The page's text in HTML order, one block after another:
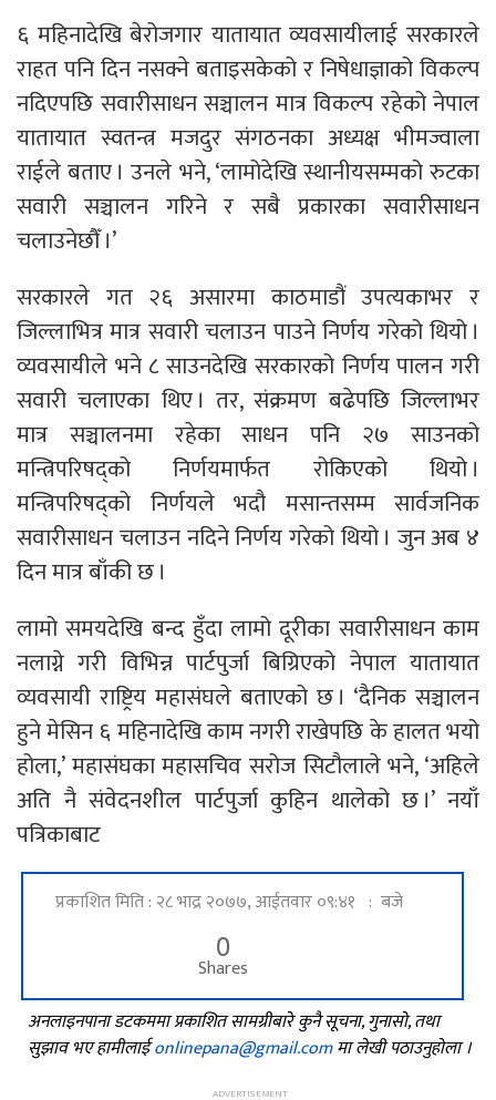
६ महिनादेखि बेरोजगार यातायात व्यवसायीलाई सरकारले
राहत पनि दिन नसक्ने बताइसकेको र निषेधाज्ञाको विकल्प
नदिएपछि सवारीसाधन सञ्चालन मात्र विकल्प रहेको नेपाल
यातायात स्वतन्त्र मजदुर संगठनका अध्यक्ष भीमज्वाला
राईले बताए । उनले भने, ‘लामोदेखि स्थानीयसम्मको रुटका
सवारी सञ्चालन गरिने र सबै प्रकारका सवारीसाधन
चलाउनेछौँ ।’
सरकारले गत २६ असारमा काठमाडौं उपत्यकाभर र
जिल्लाभित्र मात्र सवारी चलाउन पाउने निर्णय गरेको थियो ।
व्यवसायीले भने ८ साउनदेखि सरकारको निर्णय पालन गरी
सवारी चलाएका थिए । तर, संक्रमण बढेपछि जिल्लाभर
मात्र सञ्चालनमा रहेका साधन पनि २७ साउनको
मन्त्रिपरिषद्को निर्णयमार्फत रोकिएको थियो ।
मन्त्रिपरिषद्को निर्णयले भदौ मसान्तसम्म सार्वजनिक
सवारीसाधन चलाउन नदिने निर्णय गरेको थियो । जुन अब ४
दिन मात्र बाँकी छ ।
लामो समयदेखि बन्द हुँदा लामो दूरीका सवारीसाधन काम
नलाग्ने गरी विभिन्न पार्टपुर्जा बिग्रिएको नेपाल यातायात
व्यवसायी राष्ट्रिय महासंघले बताएको छ । ‘दैनिक सञ्चालन
हुने मेसिन ६ महिनादेखि काम नगरी राखेपछि के हालत भयो
होला,’ महासंघका महासचिव सरोज सिटौलाले भने, ‘अहिले
अति नै संवेदनशील पार्टपुर्जा कुहिन थालेको छ ।’ नयाँ
पत्रिकाबाट
प्रकाशित मिति : २८ भाद्र २०७७, आईतवार ०९:४१ : बजे
0
Shares
अनलाइनपाना डटकममा प्रकाशित सामग्रीबारे कुनै सूचना, गुनासो, तथा
सुझाव भए हामीलाईonlinepana@gmail.comमा लेखी पठाउनुहोला ।